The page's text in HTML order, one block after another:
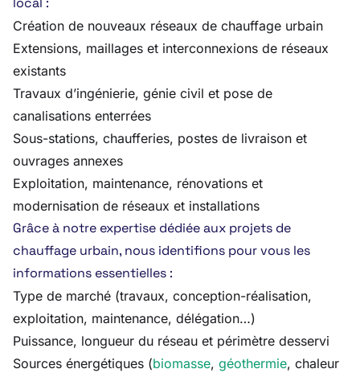
Création de nouveaux réseaux de chauffage urbain
Extensions, maillages et interconnexions de réseaux
existants
Travaux d’ingénierie, génie civil et pose de
canalisations enterrées
Sous-stations, chaufferies, postes de livraison et
ouvrages annexes
Exploitation, maintenance, rénovations et
modernisation de réseaux et installations
Grâce à notre expertise dédiée aux projets de
chauffage urbain, nous identifions pour vous les
informations essentielles :
Type de marché (travaux, conception-réalisation,
exploitation, maintenance, délégation…)
Puissance, longueur du réseau et périmètre desservi
Sources énergétiques (biomasse, géothermie, chaleur